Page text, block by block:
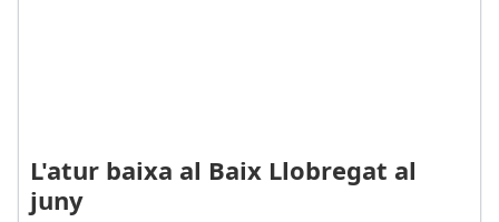
L'atur baixa al Baix Llobregat al
juny